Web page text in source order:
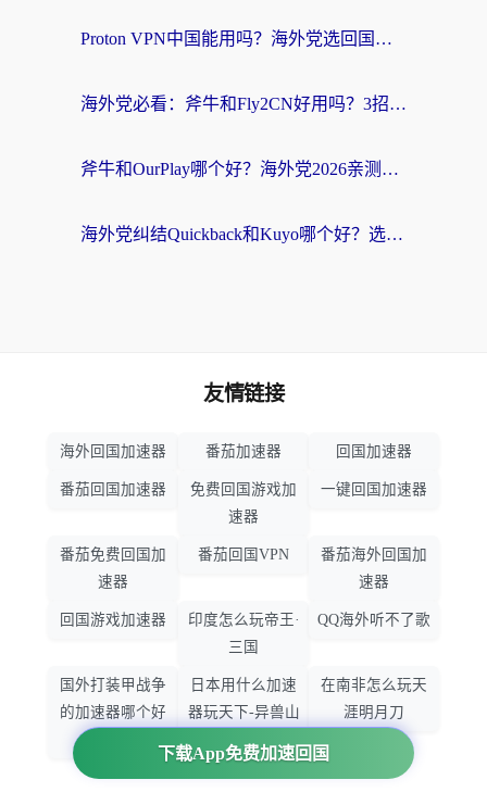
Proton VPN中国能用吗？海外党选回国加速器的避坑指南（附番茄加速器实测）
海外党必看：斧牛和Fly2CN好用吗？3招教你选对回国加速器（附免费试用攻略）
斧牛和OurPlay哪个好？海外党2026亲测：选对加速器，国内资源秒加载
海外党纠结Quickback和Kuyo哪个好？选对回国加速器才能无缝刷国内资源
下载App免费加速回国
友情链接
海外回国加速器 番茄加速器 回国加速器
番茄回国加速器
免费回国游戏加
速器
一键回国加速器
番茄免费回国加
速器
番茄回国VPN
番茄海外回国加
速器
回国游戏加速器
印度怎么玩帝王·
三国
QQ海外听不了歌
国外打装甲战争
的加速器哪个好
日本用什么加速
器玩天下-异兽山
海
在南非怎么玩天
涯明月刀